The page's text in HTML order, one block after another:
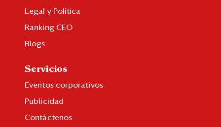
Legal y Política
Ranking CEO
Blogs
Servicios
Eventos corporativos
Publicidad
Contáctenos